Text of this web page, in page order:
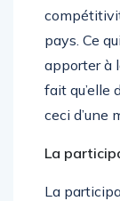
pays. Ce
apporter à
fait qu’elle
ceci d’une
La
La